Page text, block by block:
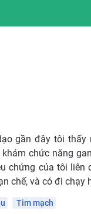
gần đây tôi
chức năng
chứng của tôi
chế, và có đi chạy
Tim mạch